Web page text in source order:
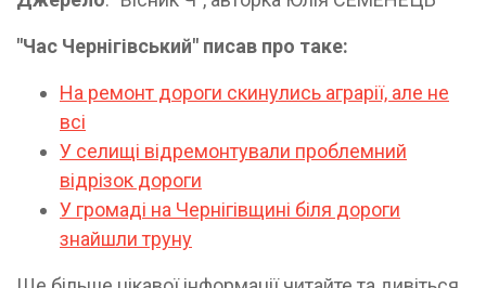
"Час Чернігівський" писав про таке:
На ремонт дороги скинулись аграрії, але не
всі
У селищі відремонтували проблемний
відрізок дороги
У громаді на Чернігівщині біля дороги
знайшли труну